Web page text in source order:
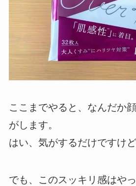
ここまでやると、なんだか
がします。
はい、気がするだけですけど
でも、このスッキリ感はやっ